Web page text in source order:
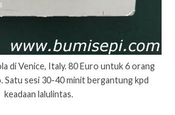
di Venice, Italy. 80 Euro untuk 6 orang
Satu sesi 30-40 minit bergantung kpd
keadaan lalulintas.